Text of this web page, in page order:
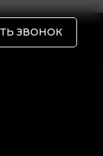
ЗВОНОК